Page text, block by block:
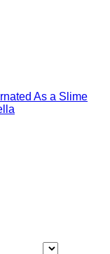
As a Slime